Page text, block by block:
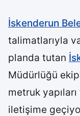
İskenderun
talimatlarıyla
planda tutan
Müdürlüğü
metruk
iletişime